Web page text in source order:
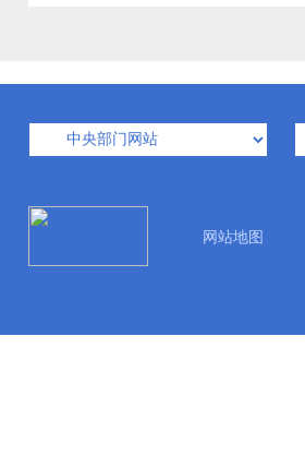
网站地图